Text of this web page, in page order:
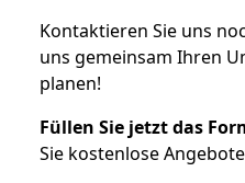
Kontaktieren Sie uns
uns gemeinsam Ihren
planen!
Füllen Sie jetzt das
Sie kostenlose